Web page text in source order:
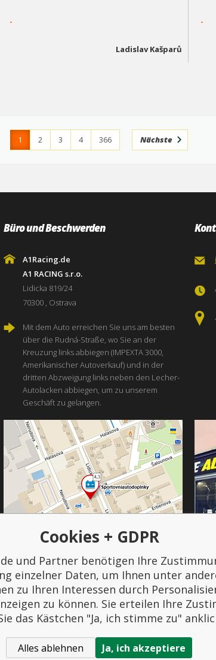
-
Ladislav Kašparů
-
1 2 3 4 366 Nächste
Büro und Beschwerden
A1Racing.de
A1 RACING s.r.o.
Lidicka 819/24
70300 , Ostrava
Mit dem Auto erreichen Sie uns am besten
über die Rudná-Straße, wo Sie an der
Kreuzung links abbiegen (IMPEXTA 3000,
Amerikanischer Autoverkauf) und in der
dritten Abzweigung links neben den Lecher-
Autolacken abbiegen, um zu unserem
Geschäft zu gelangen.
Bezahlung und Transport
Cookies + GDPR
und Partner benötigen Ihre
einzelner Daten, um Ihnen unter
zu Ihren Interessen durch
zu können. Sie erteilen Ihre
das Kästchen "Ja, ich stimme zu"
Alles ablehnen Ja, ich akzeptiere